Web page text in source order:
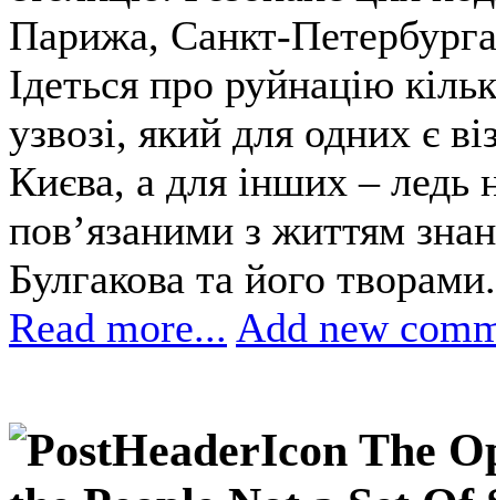
Парижа, Санкт-
Ідеться про руйнацію
узвозі, який для одних є
Києва, а для інших – ледь
пов’язаними з життям
Булгакова та його творами.
Read more... Add new
The